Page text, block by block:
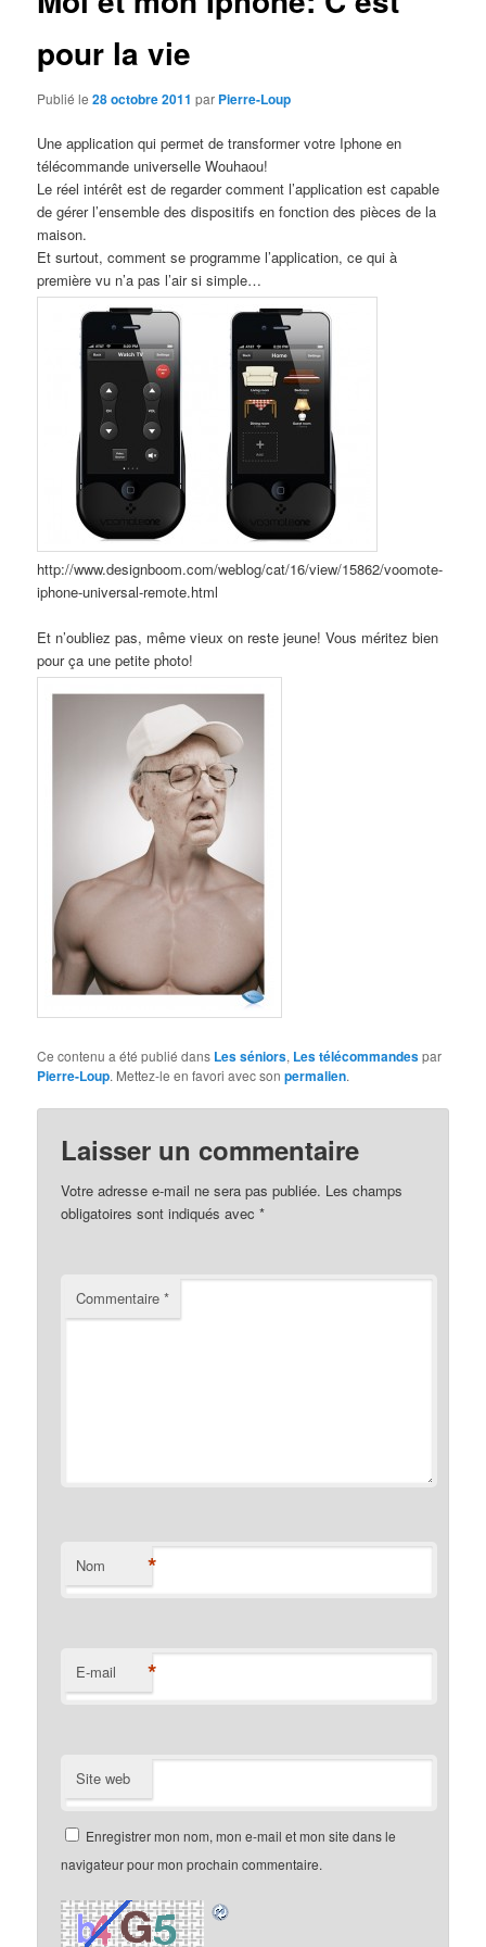
pour la vie
Publié le28 octobre 2011 par Pierre-Loup
Une application qui permet de transformer votre Iphone en
télécommande universelle Wouhaou!
Le réel intérêt est de regarder comment l’application est capable
de gérer l’ensemble des dispositifs en fonction des pièces de la
maison.
Et surtout, comment se programme l’application, ce qui à
première vu n’a pas l’air si simple…
http://www.designboom.com/weblog/cat/16/view/15862/voomote-
iphone-universal-remote.html
Et n’oubliez pas, même vieux on reste jeune! Vous méritez bien
pour ça une petite photo!
Ce contenu a été publié dans Les séniors, Les télécommandespar
Pierre-Loup. Mettez-le en favori avec sonpermalien.
Laisser un commentaire
Votre adresse e-mail ne sera pas publiée. Les champs
obligatoires sont indiqués avec*
Commentaire*
Nom *
E-mail *
Site web
Enregistrer mon nom, mon e-mail et mon site dans le
navigateur pour mon prochain commentaire.